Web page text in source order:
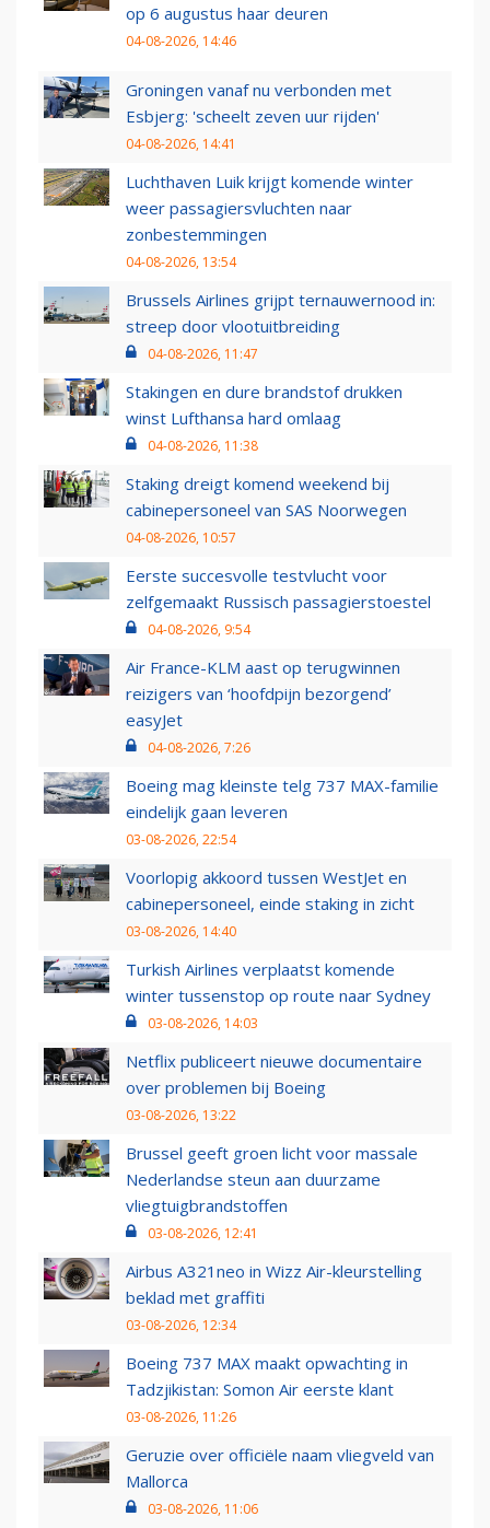
op 6 augustus haar deuren
04-08-2026, 14:46
Groningen vanaf nu verbonden met
Esbjerg: 'scheelt zeven uur rijden'
04-08-2026, 14:41
Luchthaven Luik krijgt komende winter
weer passagiersvluchten naar
zonbestemmingen
04-08-2026, 13:54
Brussels Airlines grijpt ternauwernood in:
streep door vlootuitbreiding
04-08-2026, 11:47
Stakingen en dure brandstof drukken
winst Lufthansa hard omlaag
04-08-2026, 11:38
Staking dreigt komend weekend bij
cabinepersoneel van SAS Noorwegen
04-08-2026, 10:57
Eerste succesvolle testvlucht voor
zelfgemaakt Russisch passagierstoestel
04-08-2026, 9:54
Air France-KLM aast op terugwinnen
reizigers van ‘hoofdpijn bezorgend’
easyJet
04-08-2026, 7:26
Boeing mag kleinste telg 737 MAX-familie
eindelijk gaan leveren
03-08-2026, 22:54
Voorlopig akkoord tussen WestJet en
cabinepersoneel, einde staking in zicht
03-08-2026, 14:40
Turkish Airlines verplaatst komende
winter tussenstop op route naar Sydney
03-08-2026, 14:03
Netflix publiceert nieuwe documentaire
over problemen bij Boeing
03-08-2026, 13:22
Brussel geeft groen licht voor massale
Nederlandse steun aan duurzame
vliegtuigbrandstoffen
03-08-2026, 12:41
Airbus A321neo in Wizz Air-kleurstelling
beklad met graffiti
03-08-2026, 12:34
Boeing 737 MAX maakt opwachting in
Tadzjikistan: Somon Air eerste klant
03-08-2026, 11:26
Geruzie over officiële naam vliegveld van
Mallorca
03-08-2026, 11:06